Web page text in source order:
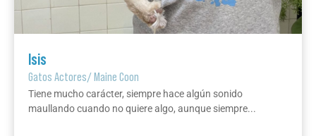
Isis
Gatos Actores/Maine Coon
Tiene mucho carácter, siempre hace algún sonido
maullando cuando no quiere algo, aunque siempre...